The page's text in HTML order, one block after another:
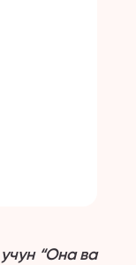
учун “Она ва